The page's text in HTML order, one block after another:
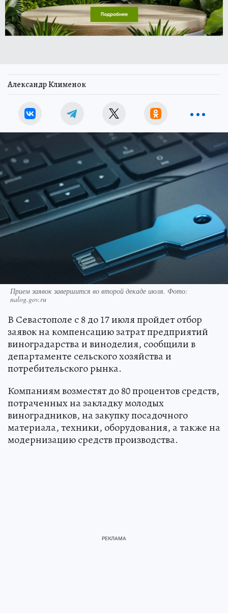
Александр Клименок
Прием заявок завершится во второй декаде июля. Фото:
nalog.gov.ru
В Севастополе с 8 до 17 июля пройдет отбор
заявок на компенсацию затрат предприятий
виноградарства и виноделия, сообщили в
департаменте сельского хозяйства и
потребительского рынка.
Компаниям возместят до 80 процентов средств,
потраченных на закладку молодых
виноградников, на закупку посадочного
материала, техники, оборудования, а также на
модернизацию средств производства.